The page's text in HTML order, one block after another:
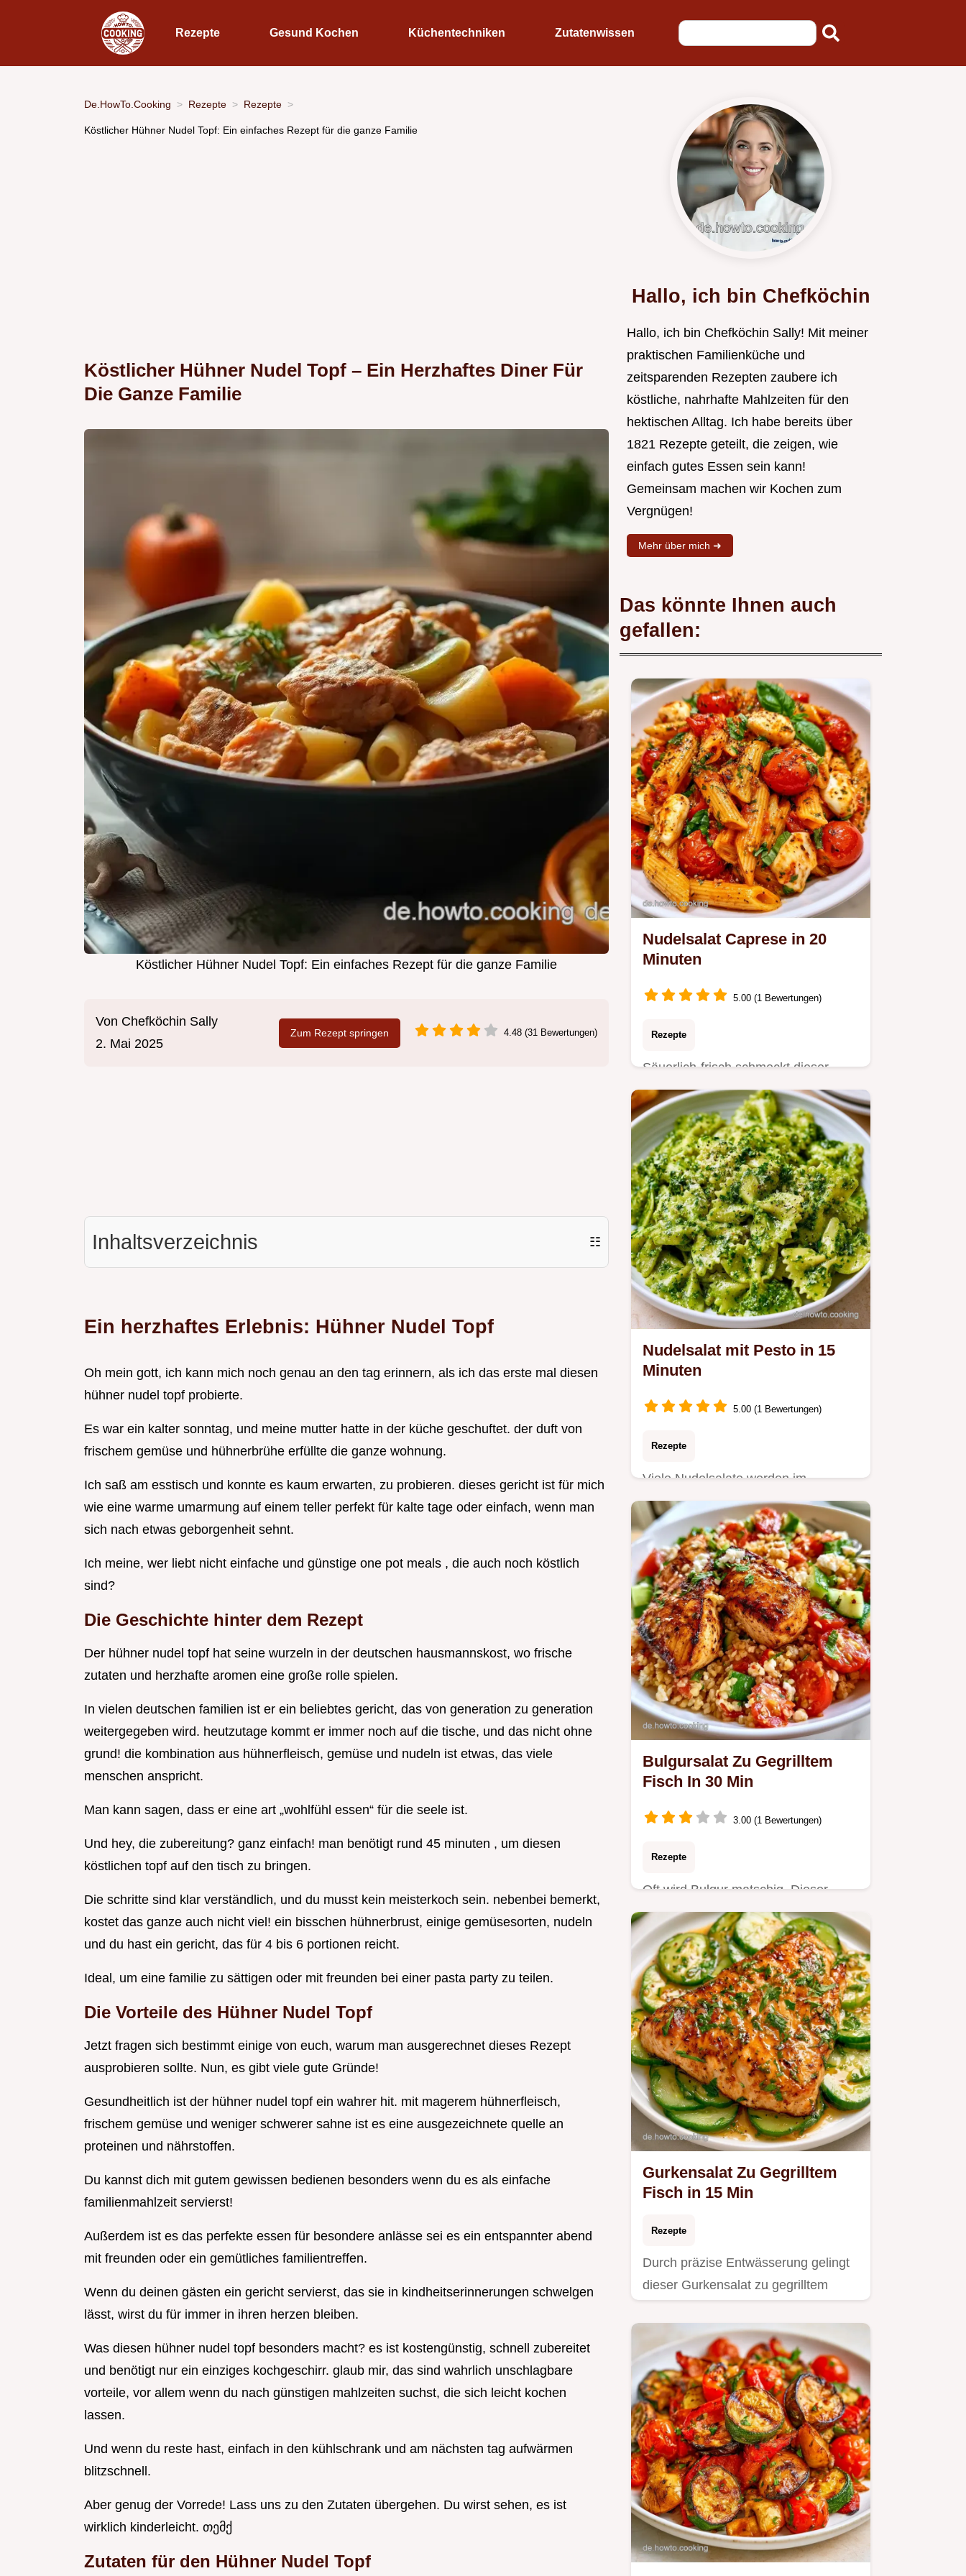
Rezepte Gesund Kochen Küchentechniken Zutatenwissen
De.HowTo.Cooking Rezepte Rezepte
Köstlicher Hühner Nudel Topf: Ein einfaches Rezept für die ganze Familie
Köstlicher Hühner Nudel Topf – Ein Herzhaftes Diner Für
Die Ganze Familie
Köstlicher Hühner Nudel Topf: Ein einfaches Rezept für die ganze Familie
Von Chefköchin Sally
2. Mai 2025
Zum Rezept springen 4.48 (31 Bewertungen)
Inhaltsverzeichnis ☷
Ein herzhaftes Erlebnis: Hühner Nudel Topf
Oh mein gott, ich kann mich noch genau an den tag erinnern, als ich das erste mal diesen
hühner nudel topf probierte.
Es war ein kalter sonntag, und meine mutter hatte in der küche geschuftet. der duft von
frischem gemüse und hühnerbrühe erfüllte die ganze wohnung.
Ich saß am esstisch und konnte es kaum erwarten, zu probieren. dieses gericht ist für mich
wie eine warme umarmung auf einem teller perfekt für kalte tage oder einfach, wenn man
sich nach etwas geborgenheit sehnt.
Ich meine, wer liebt nicht einfache und günstige one pot meals , die auch noch köstlich
sind?
Die Geschichte hinter dem Rezept
Der hühner nudel topf hat seine wurzeln in der deutschen hausmannskost, wo frische
zutaten und herzhafte aromen eine große rolle spielen.
In vielen deutschen familien ist er ein beliebtes gericht, das von generation zu generation
weitergegeben wird. heutzutage kommt er immer noch auf die tische, und das nicht ohne
grund! die kombination aus hühnerfleisch, gemüse und nudeln ist etwas, das viele
menschen anspricht.
Man kann sagen, dass er eine art „wohlfühl essen“ für die seele ist.
Und hey, die zubereitung? ganz einfach! man benötigt rund 45 minuten , um diesen
köstlichen topf auf den tisch zu bringen.
Die schritte sind klar verständlich, und du musst kein meisterkoch sein. nebenbei bemerkt,
kostet das ganze auch nicht viel! ein bisschen hühnerbrust, einige gemüsesorten, nudeln
und du hast ein gericht, das für 4 bis 6 portionen reicht.
Ideal, um eine familie zu sättigen oder mit freunden bei einer pasta party zu teilen.
Die Vorteile des Hühner Nudel Topf
Jetzt fragen sich bestimmt einige von euch, warum man ausgerechnet dieses Rezept
ausprobieren sollte. Nun, es gibt viele gute Gründe!
Gesundheitlich ist der hühner nudel topf ein wahrer hit. mit magerem hühnerfleisch,
frischem gemüse und weniger schwerer sahne ist es eine ausgezeichnete quelle an
proteinen und nährstoffen.
Du kannst dich mit gutem gewissen bedienen besonders wenn du es als einfache
familienmahlzeit servierst!
Außerdem ist es das perfekte essen für besondere anlässe sei es ein entspannter abend
mit freunden oder ein gemütliches familientreffen.
Wenn du deinen gästen ein gericht servierst, das sie in kindheitserinnerungen schwelgen
lässt, wirst du für immer in ihren herzen bleiben.
Was diesen hühner nudel topf besonders macht? es ist kostengünstig, schnell zubereitet
und benötigt nur ein einziges kochgeschirr. glaub mir, das sind wahrlich unschlagbare
vorteile, vor allem wenn du nach günstigen mahlzeiten suchst, die sich leicht kochen
lassen.
Und wenn du reste hast, einfach in den kühlschrank und am nächsten tag aufwärmen
blitzschnell.
Aber genug der Vorrede! Lass uns zu den Zutaten übergehen. Du wirst sehen, es ist
wirklich kinderleicht. თემქ
Zutaten für den Hühner Nudel Topf
Hallo, ich bin Chefköchin
Hallo, ich bin Chefköchin Sally! Mit meiner
praktischen Familienküche und
zeitsparenden Rezepten zaubere ich
köstliche, nahrhafte Mahlzeiten für den
hektischen Alltag. Ich habe bereits über
1821 Rezepte geteilt, die zeigen, wie
einfach gutes Essen sein kann!
Gemeinsam machen wir Kochen zum
Vergnügen!
Mehr über mich ➜
Das könnte Ihnen auch
gefallen:
Nudelsalat Caprese in 20
Minuten
5.00 (1 Bewertungen)
Rezepte
Säuerlich-frisch schmeckt dieser
Nudelsalat Caprese. Erfahren Sie,
warum dieses Rezept funktioniert.
Nudelsalat mit Pesto in 15
Minuten
5.00 (1 Bewertungen)
Rezepte
Viele Nudelsalate werden im
Kühlschrank schnell trocken oder
klebrig.
Bulgursalat Zu Gegrilltem
Fisch In 30 Min
3.00 (1 Bewertungen)
Rezepte
Oft wird Bulgur matschig. Dieser
Bulgursalat zu gegrilltem Fisch setzt
auf Quellen für mehr…
Gurkensalat Zu Gegrilltem
Fisch in 15 Min
Rezepte
Durch präzise Entwässerung gelingt
dieser Gurkensalat zu gegrilltem